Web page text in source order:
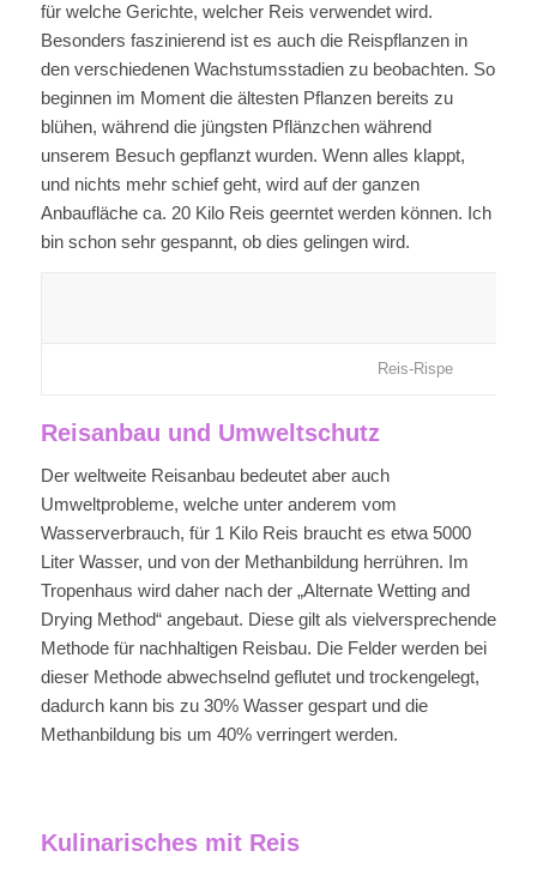
für welche Gerichte, welcher Reis verwendet wird.
Besonders faszinierend ist es auch die Reispflanzen in
den verschiedenen Wachstumsstadien zu beobachten. So
beginnen im Moment die ältesten Pflanzen bereits zu
blühen, während die jüngsten Pflänzchen während
unserem Besuch gepflanzt wurden. Wenn alles klappt,
und nichts mehr schief geht, wird auf der ganzen
Anbaufläche ca. 20 Kilo Reis geerntet werden können. Ich
bin schon sehr gespannt, ob dies gelingen wird.
Reis-Rispe
Reisanbau und Umweltschutz
Der weltweite Reisanbau bedeutet aber auch
Umweltprobleme, welche unter anderem vom
Wasserverbrauch, für 1 Kilo Reis braucht es etwa 5000
Liter Wasser, und von der Methanbildung herrühren. Im
Tropenhaus wird daher nach der „Alternate Wetting and
Drying Method“ angebaut. Diese gilt als vielversprechende
Methode für nachhaltigen Reisbau. Die Felder werden bei
dieser Methode abwechselnd geflutet und trockengelegt,
dadurch kann bis zu 30% Wasser gespart und die
Methanbildung bis um 40% verringert werden.
Kulinarisches mit Reis